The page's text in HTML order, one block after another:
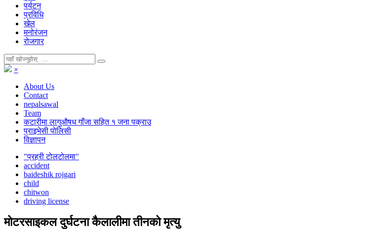
पर्यटन
प्रविधि
खेल
मनोरंजन
रोजगार
×
About Us
Contact
nepalsawal
Team
कटारीमा लागुऔषध गाँजा सहित १ जना पक्राउ
प्राइभेसी पोलिसी
विज्ञापन
"प्रहरी टोलटोलमा"
accident
baideshik rojgari
child
chitwon
driving license
मोटरसाइकल दुर्घटना कैलालीमा तीनको मृत्यु